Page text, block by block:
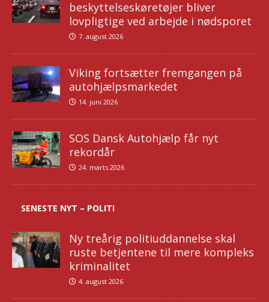
beskyttelseskøretøjer bliver
lovpligtige ved arbejde i nødsporet
7. august 2026
Viking fortsætter fremgangen på
autohjælpsmarkedet
14. juni 2026
SOS Dansk Autohjælp får nyt
rekordår
24. marts 2026
SENESTE NYT – POLITI
Ny treårig politiuddannelse skal
ruste betjentene til mere kompleks
kriminalitet
4. august 2026